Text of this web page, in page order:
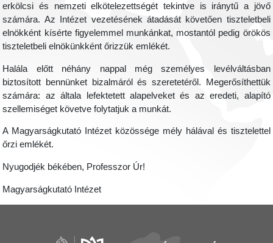
erkölcsi és nemzeti elkötelezettségét tekintve is iránytű a jövő
számára. Az Intézet vezetésének átadását követően tiszteletbeli
elnökként kísérte figyelemmel munkánkat, mostantól pedig örökös
tiszteletbeli elnökünkként őrizzük emlékét.
Halála előtt néhány nappal még személyes levélváltásban
biztosított bennünket bizalmáról és szeretetéről. Megerősíthettük
számára: az általa lefektetett alapelveket és az eredeti, alapító
szellemiséget követve folytatjuk a munkát.
A Magyarságkutató Intézet közössége mély hálával és tisztelettel
őrzi emlékét.
Nyugodjék békében, Professzor Úr!
Magyarságkutató Intézet